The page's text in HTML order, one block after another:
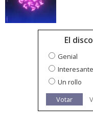
El
Genial
Interesante
Un rollo
Votar